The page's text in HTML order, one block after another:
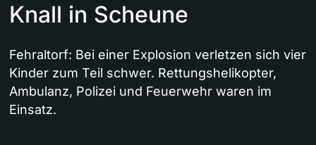
Knall in Scheune
Fehraltorf: Bei einer Explosion verletzen sich vier
Kinder zum Teil schwer. Rettungshelikopter,
Ambulanz, Polizei und Feuerwehr waren im
Einsatz.